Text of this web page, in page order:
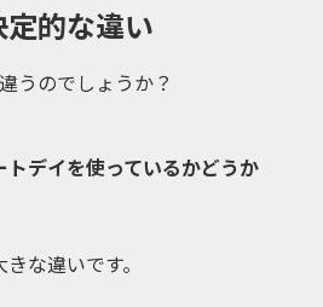
的な違い
うのでしょうか？
デイを使っているかどうか
な違いです。